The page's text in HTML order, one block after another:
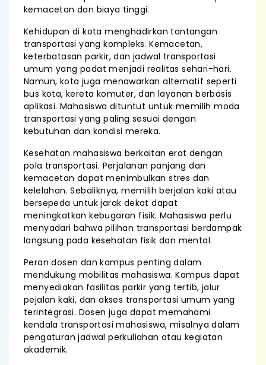
kemacetan dan biaya tinggi.
Kehidupan di kota menghadirkan tantangan
transportasi yang kompleks. Kemacetan,
keterbatasan parkir, dan jadwal transportasi
umum yang padat menjadi realitas sehari-hari.
Namun, kota juga menawarkan alternatif seperti
bus kota, kereta komuter, dan layanan berbasis
aplikasi. Mahasiswa dituntut untuk memilih moda
transportasi yang paling sesuai dengan
kebutuhan dan kondisi mereka.
Kesehatan mahasiswa berkaitan erat dengan
pola transportasi. Perjalanan panjang dan
kemacetan dapat menimbulkan stres dan
kelelahan. Sebaliknya, memilih berjalan kaki atau
bersepeda untuk jarak dekat dapat
meningkatkan kebugaran fisik. Mahasiswa perlu
menyadari bahwa pilihan transportasi berdampak
langsung pada kesehatan fisik dan mental.
Peran dosen dan kampus penting dalam
mendukung mobilitas mahasiswa. Kampus dapat
menyediakan fasilitas parkir yang tertib, jalur
pejalan kaki, dan akses transportasi umum yang
terintegrasi. Dosen juga dapat memahami
kendala transportasi mahasiswa, misalnya dalam
pengaturan jadwal perkuliahan atau kegiatan
akademik.